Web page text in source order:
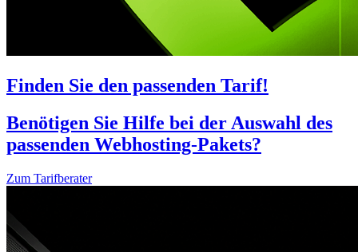
Finden Sie den passenden Tarif!
Benötigen Sie Hilfe bei der Auswahl des
passenden Webhosting-Pakets?
Zum Tarifberater